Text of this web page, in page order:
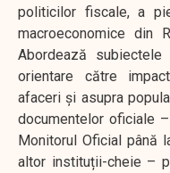
politicilor fiscale, a
macroeconomice din
Abordează
orientare către
afaceri și asupra
documentelor oficiale
Monitorul Oficial până
altor instituții-cheie –